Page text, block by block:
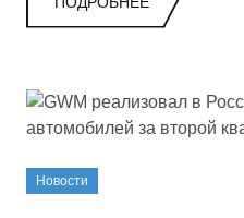
Новости